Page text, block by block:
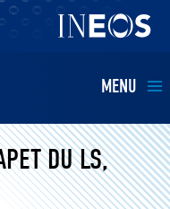
MENU
DU LS,